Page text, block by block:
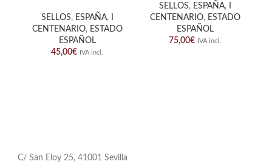
SELLOS, ESPAÑA,
CENTENARIO, ESTADO
ESPAÑOL
45,00€ IVA incl.
SELLOS, ESPAÑA,
CENTENARIO, ESTADO
ESPAÑOL
75,00€ IVA incl.
C/ San Eloy 25, 41001 Sevilla